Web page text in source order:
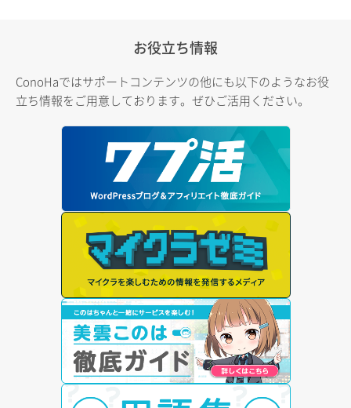
お役立ち情報
ConoHaではサポートコンテンツの他にも以下のようなお役
立ち情報をご用意しております。ぜひご活用ください。